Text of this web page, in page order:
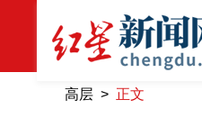
高层 > 正文